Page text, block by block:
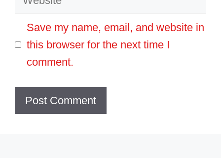
Save my name, email, and website in
this browser for the next time I
comment.